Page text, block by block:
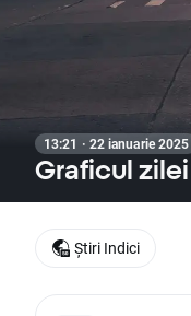
13:21 · 22 ianuarie 2025
Graficul zilei
Știri Indici